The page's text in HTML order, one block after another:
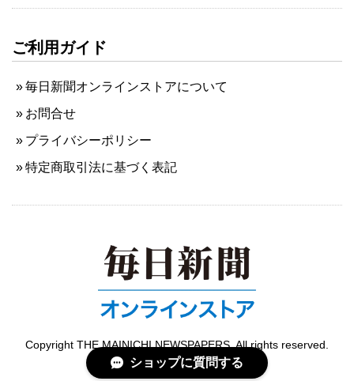
ご利用ガイド
毎日新聞オンラインストアについて
お問合せ
プライバシーポリシー
特定商取引法に基づく表記
Copyright THE MAINICHI NEWSPAPERS. All rights reserved.
ショップに質問する